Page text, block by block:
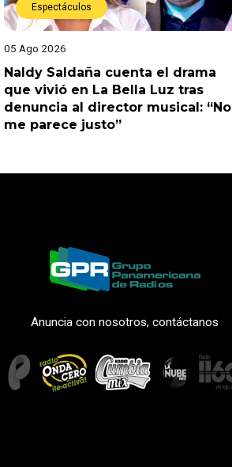
Espectáculos
05 Ago 2026
Naldy Saldaña cuenta el drama
que vivió en La Bella Luz tras
denuncia al director musical: “No
me parece justo”
Anuncia con nosotros, contáctanos